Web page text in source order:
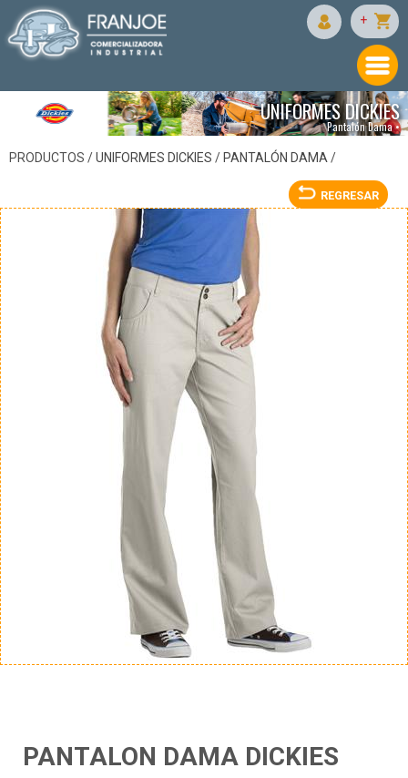
+
UNIFORMES DICKIES
Pantalón Dama •
PRODUCTOS /UNIFORMES DICKIES / PANTALÓN DAMA /
REGRESAR
PANTALON DAMA DICKIES